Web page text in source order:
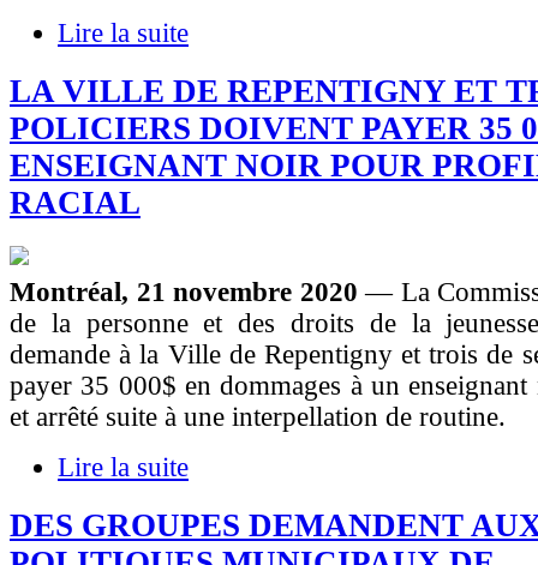
Lire la suite
LA VILLE DE REPENTIGNY ET
POLICIERS DOIVENT PAYER 35
ENSEIGNANT NOIR POUR
RACIAL
Montréal, 21 novembre 2020— La
de la personne et des droits de la
demande à la Ville de Repentigny et trois de
payer 35 000$ en dommages à un
et arrêté suite à une interpellation de routine.
Lire la suite
DES GROUPES DEMANDENT